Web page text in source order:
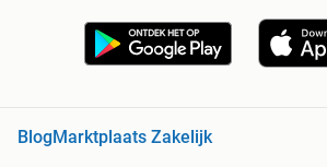
Blog Marktplaats Zakelijk